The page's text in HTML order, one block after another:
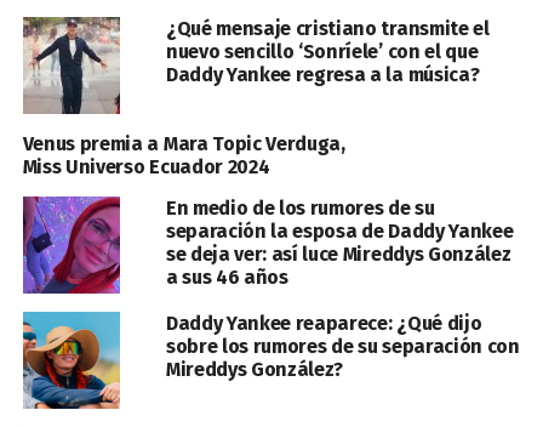
¿Qué mensaje cristiano transmite el
nuevo sencillo ‘Sonríele’ con el que
Daddy Yankee regresa a la música?
Venus premia a Mara Topic Verduga,
Miss Universo Ecuador 2024
En medio de los rumores de su
separación la esposa de Daddy Yankee
se deja ver: así luce Mireddys González
a sus 46 años
Daddy Yankee reaparece: ¿Qué dijo
sobre los rumores de su separación con
Mireddys González?